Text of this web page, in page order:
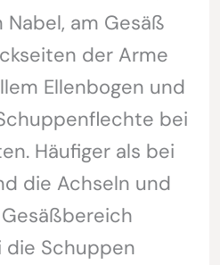
am Gesäß
der Arme
Ellenbogen und
bei
Häufiger als bei
die Achseln und
Schuppen